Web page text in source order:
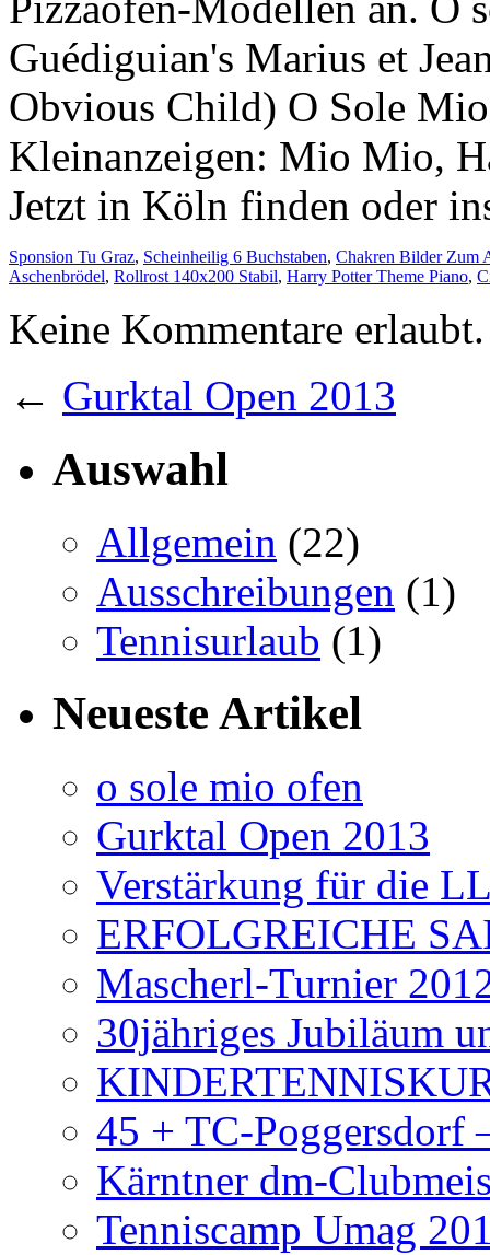
Guédiguian's Marius et
Obvious Child) O Sole
Kleinanzeigen: Mio Mio,
Jetzt in Köln finden oder
Sponsion Tu Graz, Scheinheilig 6 Buchstaben, Chakren Bilder Zum
Aschenbrödel, Rollrost 140x200 Stabil, Harry Potter Theme Piano,
Keine Kommentare erlaubt.
← Gurktal Open 2013
Auswahl
Allgemein (22)
Ausschreibungen (1)
Tennisurlaub (1)
Neueste Artikel
o sole mio ofen
Gurktal Open 2013
Verstärkung für die
ERFOLGREICHE
Mascherl-Turnier
30jähriges Jubiläum
45 + TC-Poggersdorf
Kärntner dm-
Tenniscamp Umag